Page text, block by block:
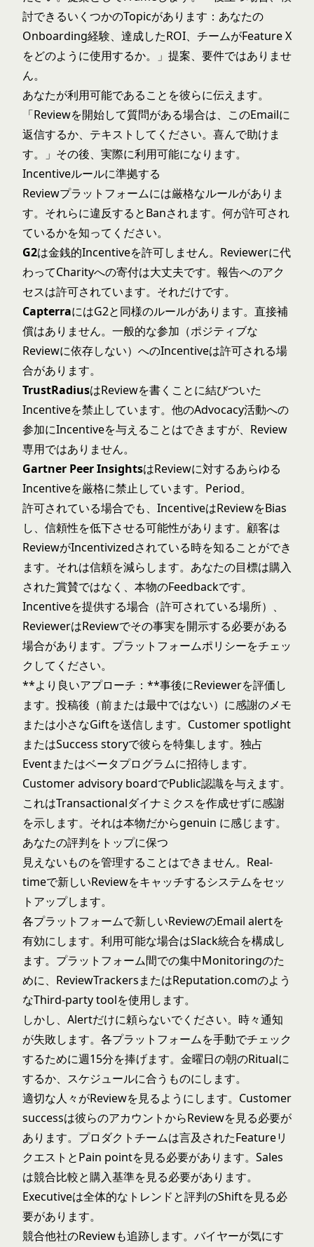
討できるいくつかのTopicがあります：あなたの
Onboarding経験、達成したROI、チームがFeature X
をどのように使用するか。」提案、要件ではありませ
ん。
あなたが利用可能であることを彼らに伝えます。
「Reviewを開始して質問がある場合は、このEmailに
返信するか、テキストしてください。喜んで助けま
す。」その後、実際に利用可能になります。
Incentiveルールに準拠する
Reviewプラットフォームには厳格なルールがありま
す。それらに違反するとBanされます。何が許可され
ているかを知ってください。
G2は金銭的Incentiveを許可しません。Reviewerに代
わってCharityへの寄付は大丈夫です。報告へのアク
セスは許可されています。それだけです。
CapterraにはG2と同様のルールがあります。直接補
償はありません。一般的な参加（ポジティブな
Reviewに依存しない）へのIncentiveは許可される場
合があります。
TrustRadiusはReviewを書くことに結びついた
Incentiveを禁止しています。他のAdvocacy活動への
参加にIncentiveを与えることはできますが、Review
専用ではありません。
Gartner Peer InsightsはReviewに対するあらゆる
Incentiveを厳格に禁止しています。Period。
許可されている場合でも、IncentiveはReviewをBias
し、信頼性を低下させる可能性があります。顧客は
ReviewがIncentivizedされている時を知ることができ
ます。それは信頼を減らします。あなたの目標は購入
された賞賛ではなく、本物のFeedbackです。
Incentiveを提供する場合（許可されている場所）、
ReviewerはReviewでその事実を開示する必要がある
場合があります。プラットフォームポリシーをチェッ
クしてください。
**より良いアプローチ：**事後にReviewerを評価し
ます。投稿後（前または最中ではない）に感謝のメモ
または小さなGiftを送信します。Customer spotlight
またはSuccess storyで彼らを特集します。独占
Eventまたはベータプログラムに招待します。
Customer advisory boardでPublic認識を与えます。
これはTransactionalダイナミクスを作成せずに感謝
を示します。それは本物だからgenuin に感じます。
あなたの評判をトップに保つ
見えないものを管理することはできません。Real-
timeで新しいReviewをキャッチするシステムをセッ
トアップします。
各プラットフォームで新しいReviewのEmail alertを
有効にします。利用可能な場合はSlack統合を構成し
ます。プラットフォーム間での集中Monitoringのた
めに、ReviewTrackersまたはReputation.comのよう
なThird-party toolを使用します。
しかし、Alertだけに頼らないでください。時々通知
が失敗します。各プラットフォームを手動でチェック
するために週15分を捧げます。金曜日の朝のRitualに
するか、スケジュールに合うものにします。
適切な人々がReviewを見るようにします。Customer
successは彼らのアカウントからReviewを見る必要が
あります。プロダクトチームは言及されたFeatureリ
クエストとPain pointを見る必要があります。Sales
は競合比較と購入基準を見る必要があります。
Executiveは全体的なトレンドと評判のShiftを見る必
要があります。
競合他社のReviewも追跡します。バイヤーが気にす